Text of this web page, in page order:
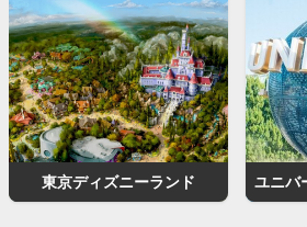
東京ディズニーランド